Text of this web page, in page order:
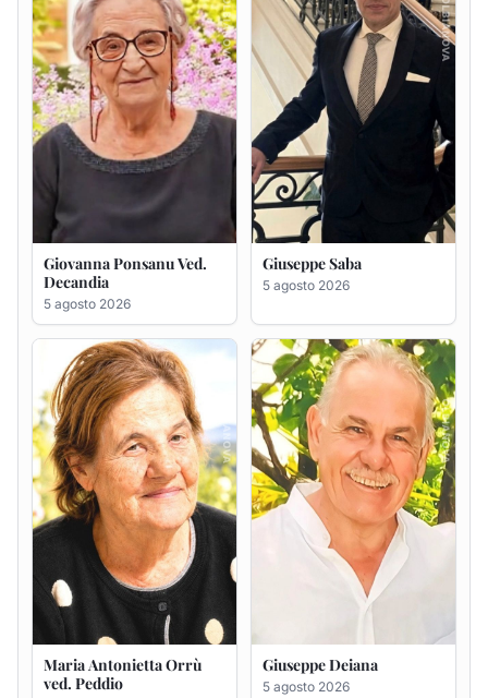
Maria Antonietta Orrù
ved. Peddio
5 agosto 2026
Giuseppe Deiana
5 agosto 2026